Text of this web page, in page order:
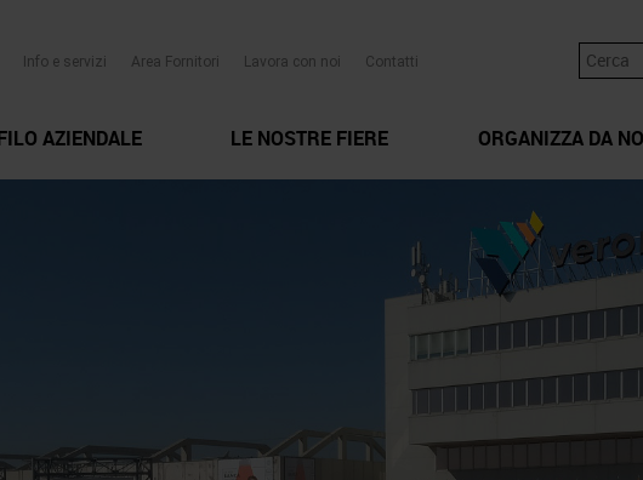
Info e servizi Area Fornitori Lavora con noi Contatti
AZIENDALE LE NOSTRE FIERE ORGANIZZA DA